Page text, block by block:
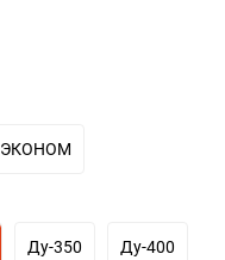
ЭКОНОМ
Ду-350 Ду-400